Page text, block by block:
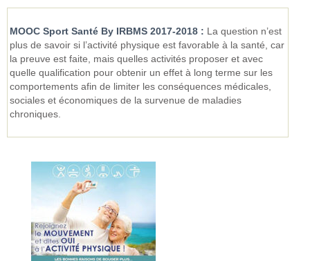
MOOC Sport Santé By IRBMS 2017-2018 : La question n’est
plus de savoir si l’activité physique est favorable à la santé, car
la preuve est faite, mais quelles activités proposer et avec
quelle qualification pour obtenir un effet à long terme sur les
comportements afin de limiter les conséquences médicales,
sociales et économiques de la survenue de maladies
chroniques.